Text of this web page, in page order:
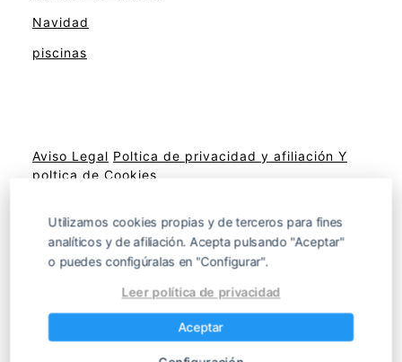
Navidad
piscinas
Aviso Legal Poltica de privacidad y afiliación Y
poltica de Cookies
Sitemap
Productos de decoración para terrazas,
jardines y balcones
Utilizamos cookies propias y de terceros para fines
analíticos y de afiliación. Acepta pulsando "Aceptar"
o puedes configúralas en "Configurar".
Leer política de privacidad
Aceptar